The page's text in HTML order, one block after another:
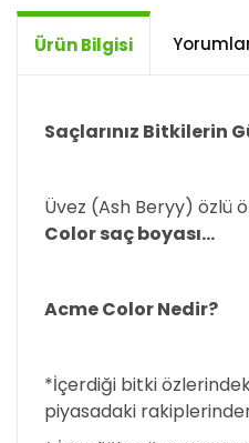
Ürün Bilgisi
Saçlarınız Bitkilerin
Üvez (Ash Beryy) özlü
Color saç boyası…
Acme Color Nedir?
*İçerdiği bitki
piyasadaki